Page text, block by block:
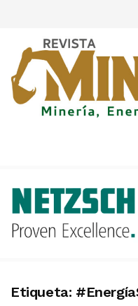
Etiqueta: